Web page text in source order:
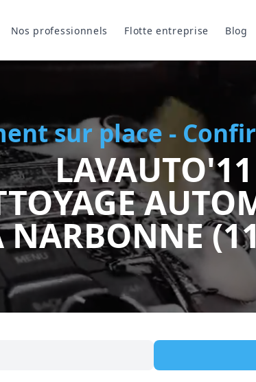
Nos professionnels Flotte entreprise Blog
sur place -
LAVAUTO'11
NARBONNE